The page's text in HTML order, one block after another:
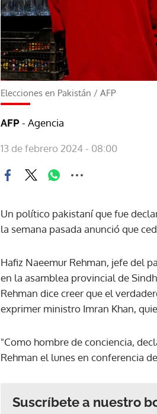
Elecciones en Pakistán / AFP
AFP - Agencia
13 de febrero 2024 - 08:00
Un político pakistaní que fue
la semana pasada anunció que
Hafiz Naeemur Rehman, jefe del
en la asamblea provincial de
Rehman dice creer que el
exprimer ministro Imran Khan,
"Como hombre de conciencia,
Rehman el lunes en conferencia
Suscríbete a nuestro